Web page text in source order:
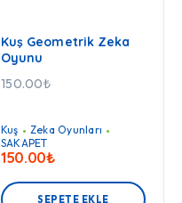
Kuş Geometrik Zeka
Oyunu
150.00₺
Kuş
Zeka Oyunları
SAKAPET
150.00₺
SEPETE EKLE